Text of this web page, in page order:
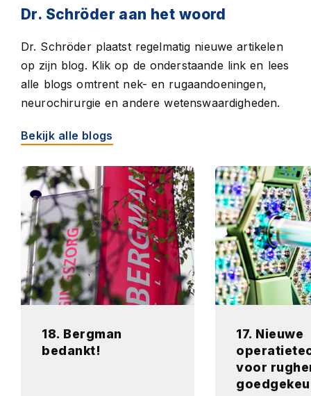
Dr. Schröder aan het woord
Dr. Schröder plaatst regelmatig nieuwe artikelen
op zijn blog. Klik op de onderstaande link en lees
alle blogs omtrent nek- en rugaandoeningen,
neurochirurgie en andere wetenswaardigheden.
Bekijk alle blogs
18. Bergman
bedankt!
17. Nieuwe
voor